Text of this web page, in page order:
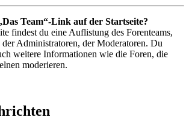
Team“-Link auf der Startseite?
findest du eine Auflistung des Forenteams,
Administratoren, der Moderatoren. Du
weitere Informationen wie die Foren, die
moderieren.